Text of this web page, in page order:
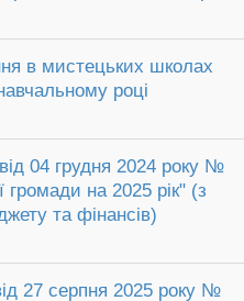
в мистецьких школах
році
04 грудня 2024 року №
громади на 2025 рік" (з
та фінансів)
27 серпня 2025 року №